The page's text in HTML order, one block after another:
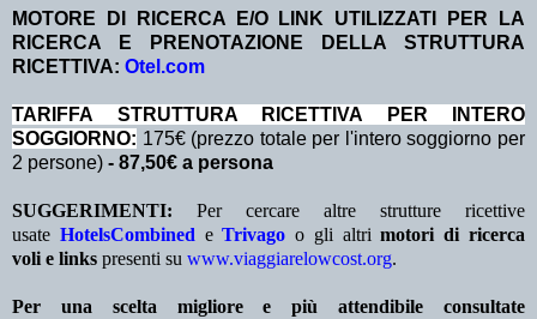
MOTORE DI RICERCA E/O LINK UTILIZZATI PER LA
RICERCA E PRENOTAZIONE DELLA STRUTTURA
RICETTIVA: Otel.com
TA RIFFA STRUTTURA RICETTIVA PER INTERO
SOGGIORNO: 175€ (prezzo totale per l'intero soggiorno per
2 persone) - 87,50€ a persona
SUGGERIMENTI: Per cercare altre strutture ricettive
usate HotelsCombined eTrivago o gli altrimotori di ricerca
voli e links presenti su www.viaggiarelowcost.org.
Per una scelta migliore e più attendibile consultate